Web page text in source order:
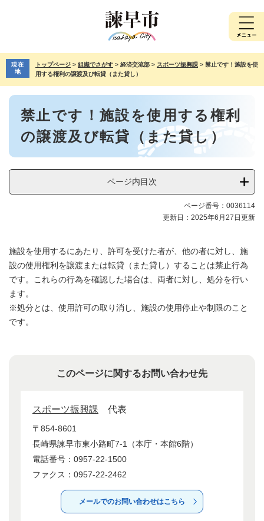
先
で
を
ば
現在
地
トップページ > 組織でさがす > 経済交流部 > スポーツ振興課 > 禁止です！施設を使
用する権利の譲渡及び転貸（また貸し）
本
禁止です！施設を使用する権利
の譲渡及び転貸（また貸し）
ページ内目次
ページ番号：0036114
更新日：2025年6月27日更新
施設を使用するにあたり、許可を受けた者が、他の者に対し、施
設の使用権利を譲渡または転貸（また貸し）することは禁止行為
です。これらの行為を確認した場合は、両者に対し、処分を行い
ます。
※処分とは、使用許可の取り消し、施設の使用停止や制限のこと
です。
このページに関するお問い合わせ先
スポーツ振興課 代表
〒854-8601
長崎県諫早市東小路町7-1（本庁・本館6階）
電話番号：0957-22-1500
ファクス：0957-22-2462
メールでのお問い合わせはこちら